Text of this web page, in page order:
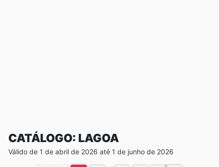
CATÁLOGO: LAGOA
Válido de 1 de abril de 2026 até 1 de junho de 2026